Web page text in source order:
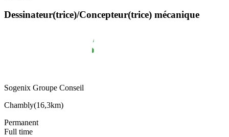
Dessinateur(trice)/Concepteur(trice) mécanique
Sogenix Groupe Conseil
Chambly(16,3km)
Permanent
Full time